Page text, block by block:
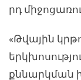
րդ
«Թվային
քննարկման